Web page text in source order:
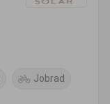
Jobrad